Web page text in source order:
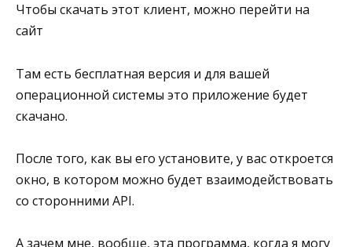
Чтобы скачать этот клиент, можно перейти на
сайт
Там есть бесплатная версия и для вашей
операционной системы это приложение будет
скачано.
После того, как вы его установите, у вас откроется
окно, в котором можно будет взаимодействовать
со сторонними API.
А зачем мне, вообще, эта программа, когда я могу